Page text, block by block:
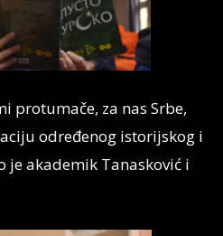
protumače, za nas Srbe,
određenog istorijskog i
je akademik Tanasković i